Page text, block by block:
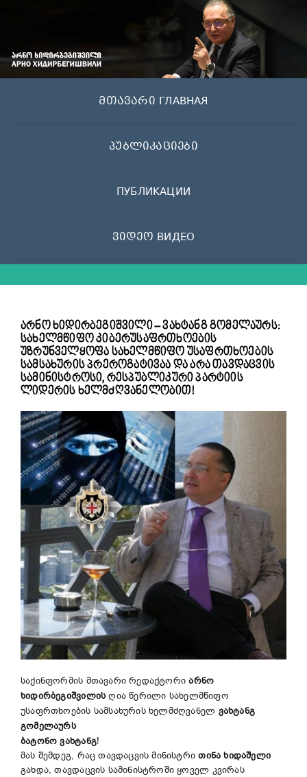
მთავარი ГЛАВНАЯ
პუბლიკაციები
ПУБЛИКАЦИИ
ვიდეო ВИДЕО
არნო ხიდირბეგიშვილი – ვახტანგ გომელაურს:
სახელმწიფო კიბერუსაფრთხოების
უზრუნველყოფა სახელმწიფო უსაფრთხოების
სამსახურის პრეროგატივაა და არა თავდაცვის
სამინისტროსი, რესპუბლიკური პარტიის
ლიდერის ხელმძღვანელობით!
საქინფორმის მთავარი რედაქტორიარნო
ხიდირბეგიშვილისღია წერილი სახელმწიფო
უსაფრთხოების სამსახურის ხელმძღვანელ ვახტანგ
გომელაურს
ბატონო ვახტანგ!
მას შემდეგ, რაც თავდაცვის მინისტრითინა ხიდაშელი
გახდა, თავდაცვის სამინისტროში ყოველ კვირას